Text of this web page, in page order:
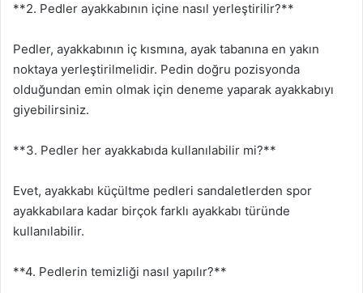
**2. Pedler ayakkabının içine nasıl yerleştirilir?**
Pedler, ayakkabının iç kısmına, ayak tabanına en yakın
noktaya yerleştirilmelidir. Pedin doğru pozisyonda
olduğundan emin olmak için deneme yaparak ayakkabıyı
giyebilirsiniz.
**3. Pedler her ayakkabıda kullanılabilir mi?**
Evet, ayakkabı küçültme pedleri sandaletlerden spor
ayakkabılara kadar birçok farklı ayakkabı türünde
kullanılabilir.
**4. Pedlerin temizliği nasıl yapılır?**